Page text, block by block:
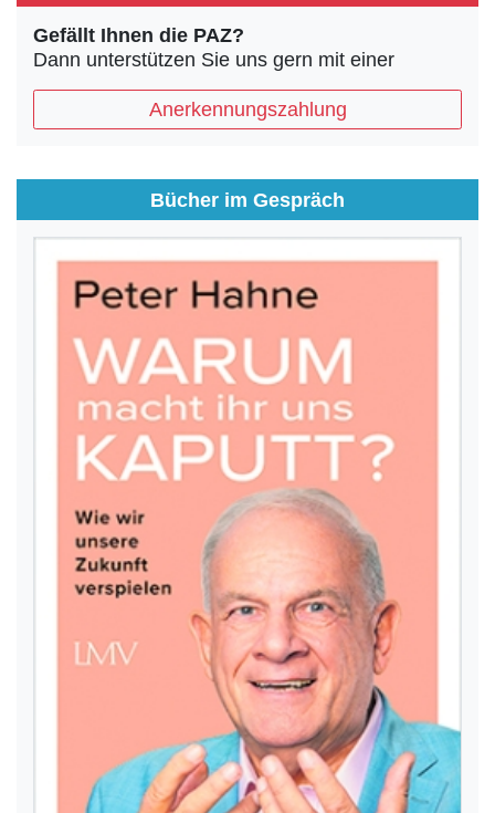
Gefällt Ihnen die PAZ?
Dann unterstützen Sie uns gern mit einer
Anerkennungszahlung
Bücher im Gespräch